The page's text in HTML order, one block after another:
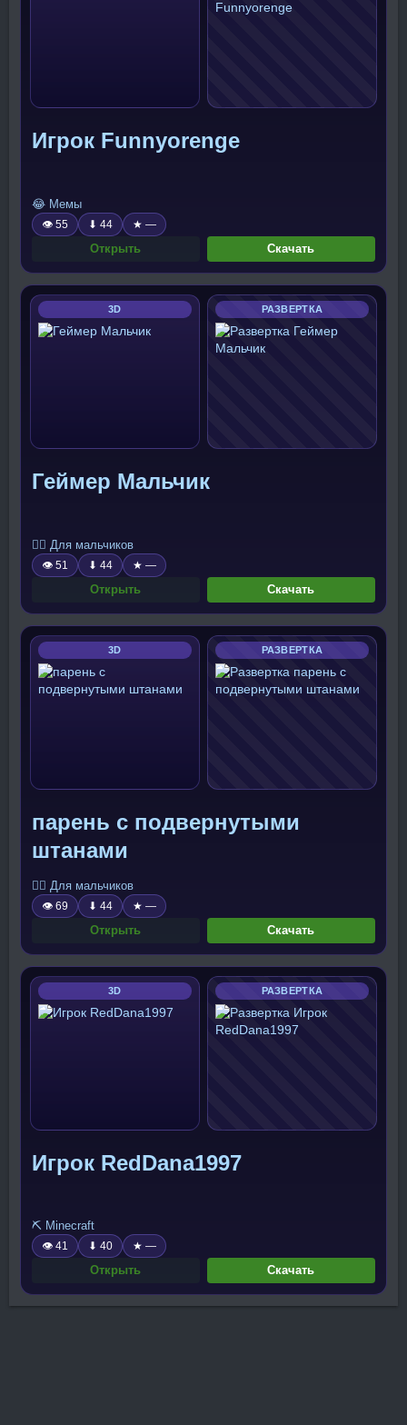
Игрок Funnyorenge
😂 Мемы
👁 55 ⬇ 44 ★ —
Открыть Скачать
3D РАЗВЕРТКА
Геймер Мальчик
🧍‍♂️ Для мальчиков
👁 51 ⬇ 44 ★ —
Открыть Скачать
3D РАЗВЕРТКА
парень с подвернутыми
штанами
🧍‍♂️ Для мальчиков
👁 69 ⬇ 44 ★ —
Открыть Скачать
3D РАЗВЕРТКА
Игрок RedDana1997
⛏️ Minecraft
👁 41 ⬇ 40 ★ —
Открыть Скачать